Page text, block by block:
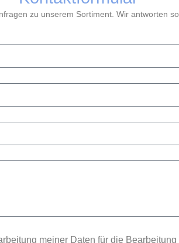
zu unserem Sortiment. Wir antworten
meiner Daten für die